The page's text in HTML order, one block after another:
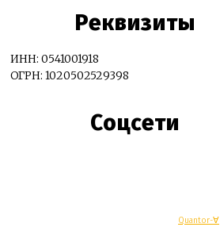
Реквизиты
ИНН: 0541001918
ОГРН: 1020502529398
Соцсети
Quantor-∀